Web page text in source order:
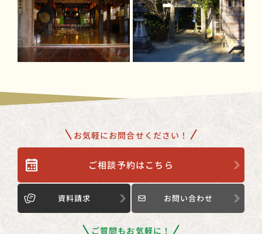
お気軽にお問合せください！
ご相談予約はこちら
資料請求 お問い合わせ
ご質問もお気軽に！